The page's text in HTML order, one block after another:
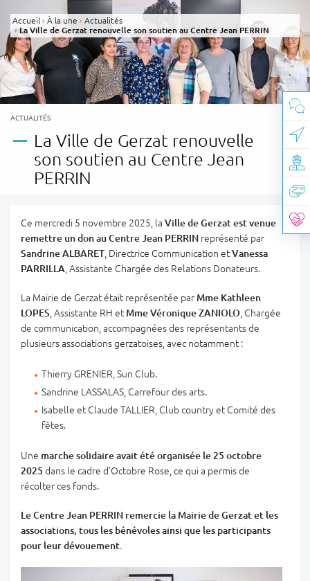
Accueil À la une
Actualités
La Ville de Gerzat renouvelle son soutien au Centre Jean PERRIN
La Ville de Gerzat renouvelle
son soutien au Centre Jean
PERRIN
CATÉGORIE(S) :
ACTUALITÉS
Ce mercredi 5 novembre 2025, la Ville de Gerzat est venue
remettre un don au Centre Jean PERRIN représenté par
Sandrine ALBARET , Directrice Communication etVanessa
PARRILLA , Assistante Chargée des Relations Donateurs.
La Mairie de Gerzat était représentée par Mme Kathleen
LOPES , Assistante RH et Mme Véronique ZANIOLO , Chargée
de communication, accompagnées des représentants de
plusieurs associations gerzatoises, avec notamment :
Thierry GRENIER, Sun Club.
Sandrine LASSALAS, Carrefour des arts.
Isabelle et Claude TALLIER, Club country et Comité des
fêtes.
Une marche solidaire avait été organisée le 25 octobre
2025 dans le cadre d’Octobre Rose, ce qui a permis de
récolter ces fonds.
Le Centre Jean PERRIN remercie la Mairie de Gerzat et les
associations, tous les bénévoles ainsi que les participants
pour leur dévouement.
Panneau de gestion des cookies